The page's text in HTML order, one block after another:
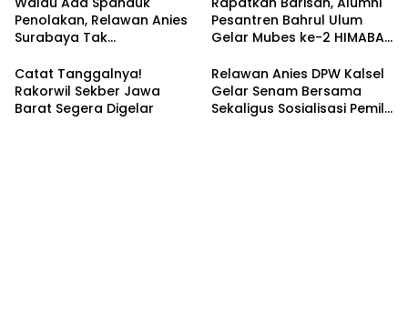
Penolakan, Relawan Anies
Surabaya Tak
Pesantren Bahrul Ulum
Gelar Mubes ke-2 HIMABAS
Semarang
Catat Tanggalnya!
Rakorwil Sekber Jawa
Barat Segera Digelar
Relawan Anies DPW Kalsel
Gelar Senam Bersama
Sekaligus Sosialisasi Pemilu